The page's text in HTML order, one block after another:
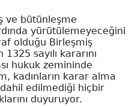
ve bütünleşme
yürütülemeyeceğini
olduğu Birleşmiş
sayılı kararını
hukuk zemininde
kadınların karar alma
edilmediği hiçbir
duyuruyor.